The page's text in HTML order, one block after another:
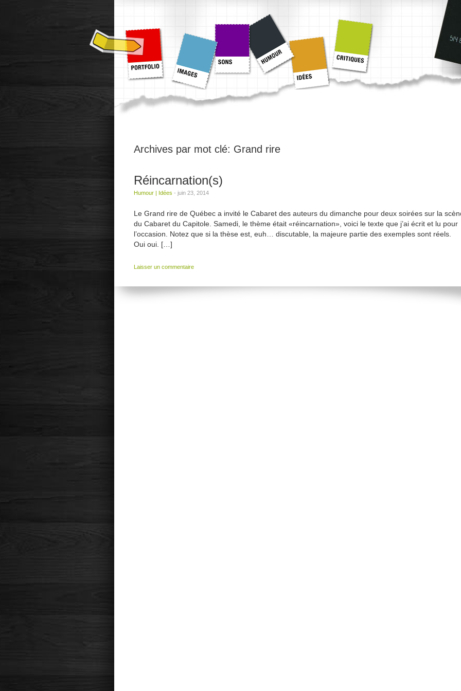
Archives par mot clé: Grand rire
Réincarnation(s)
Humour Idées - juin 23, 2014
Le Grand rire de Québec a invité le Cabaret des auteurs du dimanche pour deux soirées sur la
du Cabaret du Capitole. Samedi, le thème était «réincarnation», voici le texte que j’ai écrit et lu pour
l’occasion. Notez que si la thèse est, euh… discutable, la majeure partie des exemples sont réels.
Oui oui. […]
Laisser un commentaire